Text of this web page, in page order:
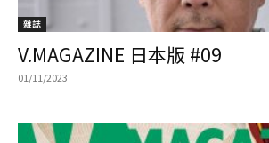
雜誌
V.MAGAZINE 日本版 #09
01/11/2023